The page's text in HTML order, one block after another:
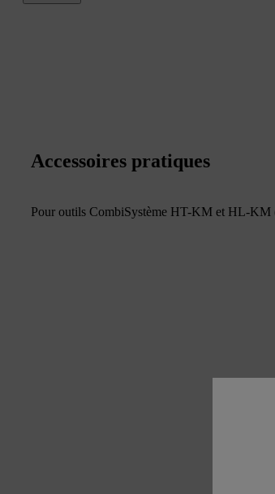
Accessoires pratiques
Pour outils CombiSystème HT-KM et HL-KM